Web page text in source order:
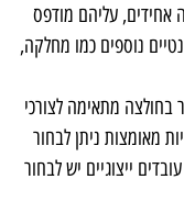
אחידים, עליהם מודפס
נוספים כמו מחלקה,
מתאימה לצורכי
מאומצות ניתן לבחור
ייצוגיים יש לבחור